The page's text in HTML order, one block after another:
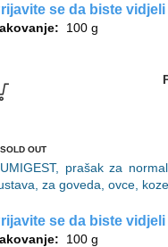
se da biste
100 g
SOLD OUT
prašak za
za goveda, ovce,
se da biste
100 g